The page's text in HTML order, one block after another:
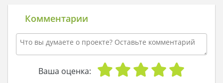
Он протянул имениннику папку, которую тот
раскрыл и начал рассматривать цветные
рисунки. Ненадолго повисла тишина, а затем
Алекс произнес:
- Друзья, я действительно много чего повидал,
но такого красивого дома не встречал во всем
Комментарии
Ваша оценка: